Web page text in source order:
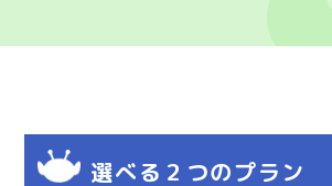
選べる２つのプラン